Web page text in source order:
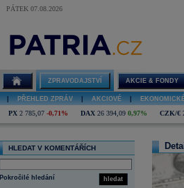
PÁTEK 07.08.2026
ZPRAVODAJSTVÍ AKCIE & FONDY
PŘEHLED ZPRÁV AKCIOVÉ
PX 2 785,07 -0,71% DAX 26 394,09 0,97% CZK/€
HLEDAT V KOMENTÁŘÍCH
hledat
Pokročilé hledání